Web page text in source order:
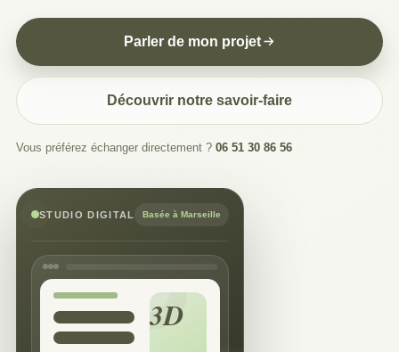
Parler de mon projet
Découvrir notre savoir-faire
Vous préférez échanger directement ? 06 51 30 86 56
STUDIO DIGITAL Basée à Marseille